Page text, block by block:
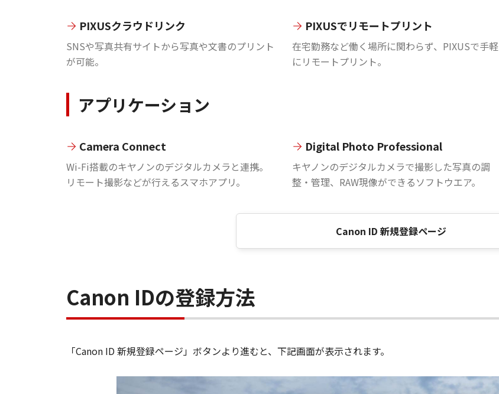
PIXUSクラウドリンク
SNSや写真共有サイトから写真や文書のプリント
が可能。
PIXUSでリモートプリント
在宅勤務など働く場所に関わらず、PIXUSで手軽
にリモートプリント。
アプリケーション
Camera Connect
Wi-Fi搭載のキヤノンのデジタルカメラと連携。
リモート撮影などが行えるスマホアプリ。
Digital Photo Professional
キヤノンのデジタルカメラで撮影した写真の調
整・管理、RAW現像ができるソフトウエア。
Canon ID 新規登録ページ
Canon IDの登録方法
「Canon ID 新規登録ページ」ボタンより進むと、下記画面が表示されます。